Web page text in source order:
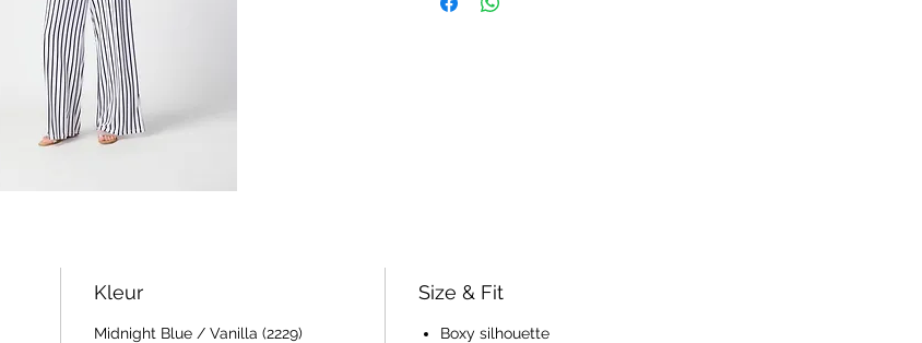
gebreide stof en belooft zowel comfort als
06- 39 14 73 82
Kleur
Midnight Blue / Vanilla (2229)
Size & Fit
Boxy silhouette